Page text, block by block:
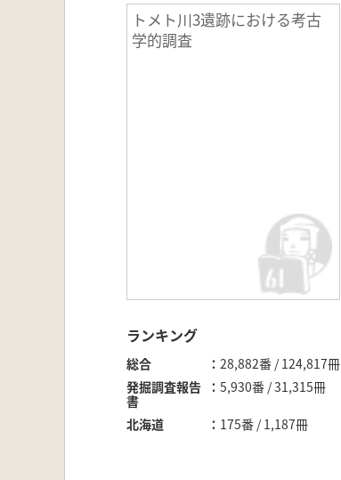
トメト川3遺跡における考古
学的調査
ランキング
総合
28,882番 / 124,817冊
発掘調査報告
書
5,930番 / 31,315冊
北海道 175番 / 1,187冊